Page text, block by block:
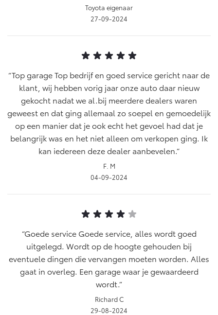
Toyota eigenaar
27-09-2024
Top garage Top bedrijf en goed service gericht naar de
klant, wij hebben vorig jaar onze auto daar nieuw
gekocht nadat we al.bij meerdere dealers waren
geweest en dat ging allemaal zo soepel en gemoedelijk
op een manier dat je ook echt het gevoel had dat je
belangrijk was en het niet alleen om verkopen ging. Ik
kan iedereen deze dealer aanbevelen.
F. M
04-09-2024
Goede service Goede service, alles wordt goed
uitgelegd. Wordt op de hoogte gehouden bij
eventuele dingen die vervangen moeten worden. Alles
gaat in overleg. Een garage waar je gewaardeerd
wordt.
Richard C
29-08-2024